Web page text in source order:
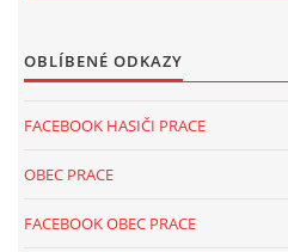
OBLÍBENÉ ODKAZY
FACEBOOK HASIČI PRACE
OBEC PRACE
FACEBOOK OBEC PRACE